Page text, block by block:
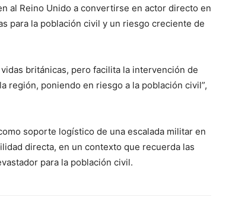
al Reino Unido a convertirse en actor directo en
para la población civil y un riesgo creciente de
británicas, pero facilita la intervención de
región, poniendo en riesgo a la población civil”,
soporte logístico de una escalada militar en
directa, en un contexto que recuerda las
para la población civil.